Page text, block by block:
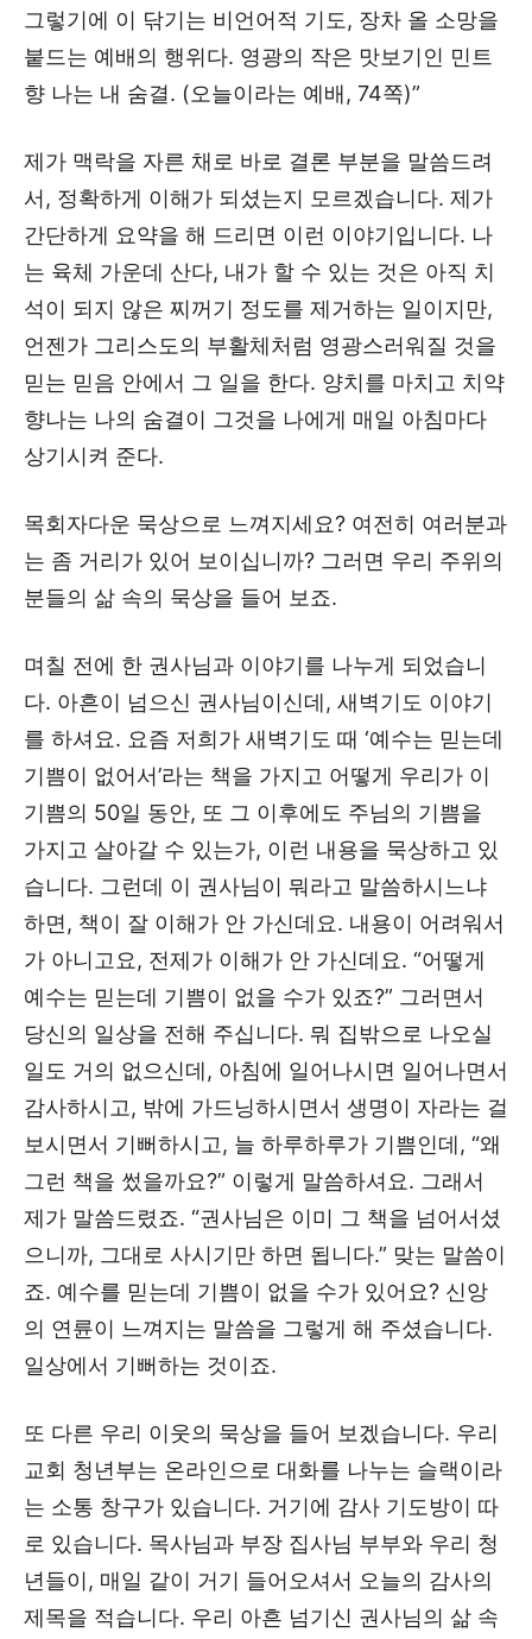
그렇기에 이 닦기는 비언어적 기도, 장차 올 소망을
붙드는 예배의 행위다. 영광의 작은 맛보기인 민트
향 나는 내 숨결. (오늘이라는 예배, 74쪽)”
제가 맥락을 자른 채로 바로 결론 부분을 말씀드려
서, 정확하게 이해가 되셨는지 모르겠습니다. 제가
간단하게 요약을 해 드리면 이런 이야기입니다. 나
는 육체 가운데 산다, 내가 할 수 있는 것은 아직 치
석이 되지 않은 찌꺼기 정도를 제거하는 일이지만,
언젠가 그리스도의 부활체처럼 영광스러워질 것을
믿는 믿음 안에서 그 일을 한다. 양치를 마치고 치약
향나는 나의 숨결이 그것을 나에게 매일 아침마다
상기시켜 준다.
목회자다운 묵상으로 느껴지세요? 여전히 여러분과
는 좀 거리가 있어 보이십니까? 그러면 우리 주위의
분들의 삶 속의 묵상을 들어 보죠.
며칠 전에 한 권사님과 이야기를 나누게 되었습니
다. 아흔이 넘으신 권사님이신데, 새벽기도 이야기
를 하셔요. 요즘 저희가 새벽기도 때 ‘예수는 믿는데
기쁨이 없어서’라는 책을 가지고 어떻게 우리가 이
기쁨의 50일 동안, 또 그 이후에도 주님의 기쁨을
가지고 살아갈 수 있는가, 이런 내용을 묵상하고 있
습니다. 그런데 이 권사님이 뭐라고 말씀하시느냐
하면, 책이 잘 이해가 안 가신데요. 내용이 어려워서
가 아니고요, 전제가 이해가 안 가신데요. “어떻게
예수는 믿는데 기쁨이 없을 수가 있죠?” 그러면서
당신의 일상을 전해 주십니다. 뭐 집밖으로 나오실
일도 거의 없으신데, 아침에 일어나시면 일어나면서
감사하시고, 밖에 가드닝하시면서 생명이 자라는 걸
보시면서 기뻐하시고, 늘 하루하루가 기쁨인데, “왜
그런 책을 썼을까요?” 이렇게 말씀하셔요. 그래서
제가 말씀드렸죠. “권사님은 이미 그 책을 넘어서셨
으니까, 그대로 사시기만 하면 됩니다.” 맞는 말씀이
죠. 예수를 믿는데 기쁨이 없을 수가 있어요? 신앙
의 연륜이 느껴지는 말씀을 그렇게 해 주셨습니다.
일상에서 기뻐하는 것이죠.
또 다른 우리 이웃의 묵상을 들어 보겠습니다. 우리
교회 청년부는 온라인으로 대화를 나누는 슬랙이라
는 소통 창구가 있습니다. 거기에 감사 기도방이 따
로 있습니다. 목사님과 부장 집사님 부부와 우리 청
년들이, 매일 같이 거기 들어오셔서 오늘의 감사의
제목을 적습니다. 우리 아흔 넘기신 권사님의 삶 속